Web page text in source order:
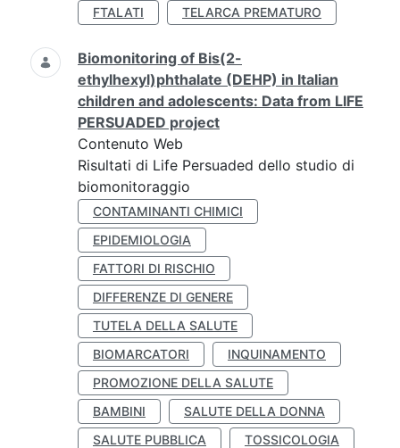
FTALATI
TELARCA PREMATURO
Biomonitoring of Bis(2-
ethylhexyl)phthalate (DEHP) in Italian
children and adolescents: Data from LIFE
PERSUADED project
Contenuto Web
Risultati di Life Persuaded dello studio di
biomonitoraggio
CONTAMINANTI CHIMICI
EPIDEMIOLOGIA
FATTORI DI RISCHIO
DIFFERENZE DI GENERE
TUTELA DELLA SALUTE
BIOMARCATORI
INQUINAMENTO
PROMOZIONE DELLA SALUTE
BAMBINI
SALUTE DELLA DONNA
SALUTE PUBBLICA
TOSSICOLOGIA